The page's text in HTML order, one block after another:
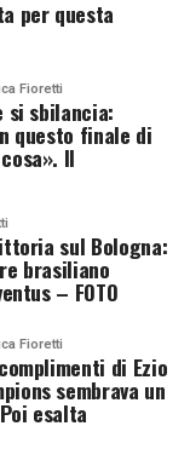
per questa
Fioretti
si sbilancia:
questo finale di
Il
sul Bologna:
brasiliano
– FOTO
Fioretti
di Ezio
sembrava un
esalta